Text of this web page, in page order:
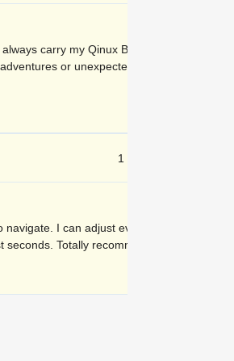
carry my Qinux BlackOptic in
or unexpected nighttime
1 dienu atpakaļ
I can adjust everything
Totally recommend it!